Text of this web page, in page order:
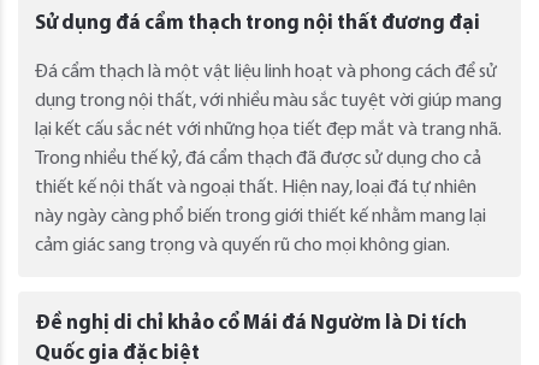
Sử dụng đá cẩm thạch trong nội thất đương đại
Đá cẩm thạch là một vật liệu linh hoạt và phong cách để sử
dụng trong nội thất, với nhiều màu sắc tuyệt vời giúp mang
lại kết cấu sắc nét với những họa tiết đẹp mắt và trang nhã.
Trong nhiều thế kỷ, đá cẩm thạch đã được sử dụng cho cả
thiết kế nội thất và ngoại thất. Hiện nay, loại đá tự nhiên
này ngày càng phổ biến trong giới thiết kế nhằm mang lại
cảm giác sang trọng và quyến rũ cho mọi không gian.
Đề nghị di chỉ khảo cổ Mái đá Ngườm là Di tích
Quốc gia đặc biệt